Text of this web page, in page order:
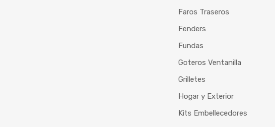
Faros Traseros
Fenders
Fundas
Goteros Ventanilla
Grilletes
Hogar y Exterior
Kits Embellecedores